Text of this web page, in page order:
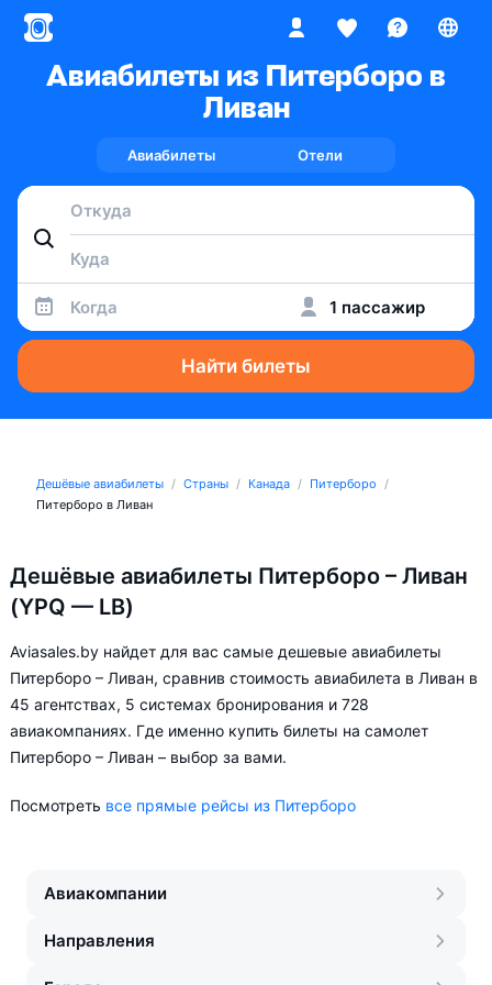
Авиабилеты из Питерборо в
Ливан
Авиабилеты Отели
Когда 1 пассажир
Найти билеты
Дешёвые авиабилеты Страны Канада
Питерборо
Питерборо в Ливан
Дешёвые авиабилеты Питерборо – Ливан
(YPQ — LB)
Aviasales.by найдет для вас самые дешевые авиабилеты
Питерборо – Ливан, сравнив стоимость авиабилета в Ливан в
45 агентствах, 5 системах бронирования и 728
авиакомпаниях. Где именно купить билеты на самолет
Питерборо – Ливан – выбор за вами.
Посмотреть все прямые рейсы из Питерборо
Авиакомпании
Направления